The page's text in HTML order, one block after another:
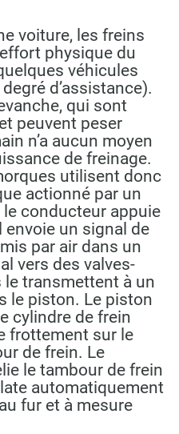
voiture, les freins
physique du
véhicules
d’assistance).
qui sont
peuvent peser
n’a aucun moyen
de freinage.
utilisent donc
actionné par un
conducteur appuie
envoie un signal de
par air dans un
vers des valves-
le transmettent à un
le piston. Le piston
cylindre de frein
frottement sur le
de frein. Le
le tambour de frein
automatiquement
fur et à mesure